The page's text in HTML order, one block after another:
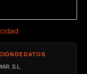
DE DATOS
S.L.